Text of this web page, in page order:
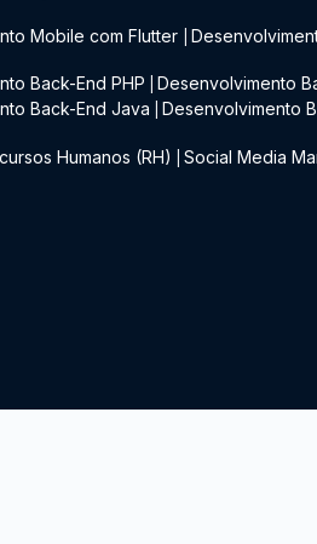
Mobile com Flutter
Back-End PHP Desenvolvimento
Back-End Java Desenvolvimento
Humanos (RH) Social Media